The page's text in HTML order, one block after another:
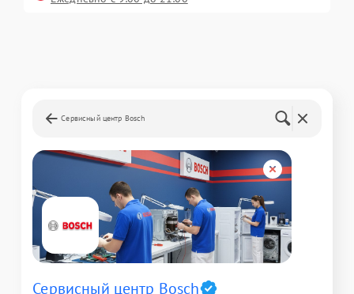
Сервисный центр Bosch
Сервисный центр Bosch